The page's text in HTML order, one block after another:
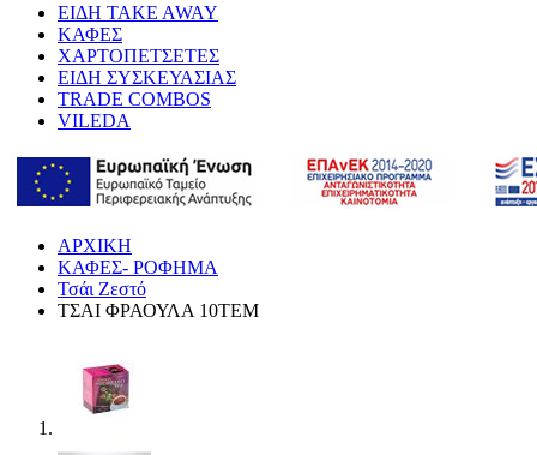
ΕΙΔΗ TAKE AWAY
ΚΑΦΕΣ
ΧΑΡΤΟΠΕΤΣΕΤΕΣ
ΕΙΔΗ ΣΥΣΚΕΥΑΣΙΑΣ
TRADE COMBOS
VILEDA
ΑΡΧΙΚΗ
ΚΑΦΕΣ- ΡΟΦΗΜΑ
Τσάι Ζεστό
ΤΣΑΙ ΦΡΑΟΥΛΑ 10ΤΕΜ